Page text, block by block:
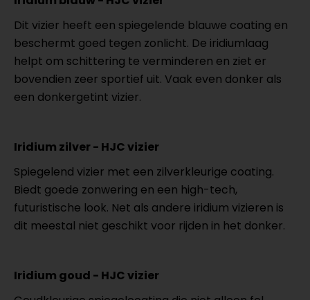
Dit vizier heeft een spiegelende blauwe coating en
beschermt goed tegen zonlicht. De iridiumlaag
helpt om schittering te verminderen en ziet er
bovendien zeer sportief uit. Vaak even donker als
een donkergetint vizier.
Iridium zilver - HJC vizier
Spiegelend vizier met een zilverkleurige coating.
Biedt goede zonwering en een high-tech,
futuristische look. Net als andere iridium vizieren is
dit meestal niet geschikt voor rijden in het donker.
Iridium goud - HJC vizier